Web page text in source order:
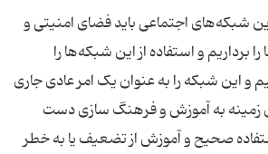
شبکه‌های اجتماعی باید فضای امنیتی و
برداریم و استفاده از این شبکه‌ها را
این شبکه را به عنوان یک امر عادی جاری
زمینه به آموزش و فرهنگ سازی دست
صحیح و آموزش از تضعیف یا به خطر